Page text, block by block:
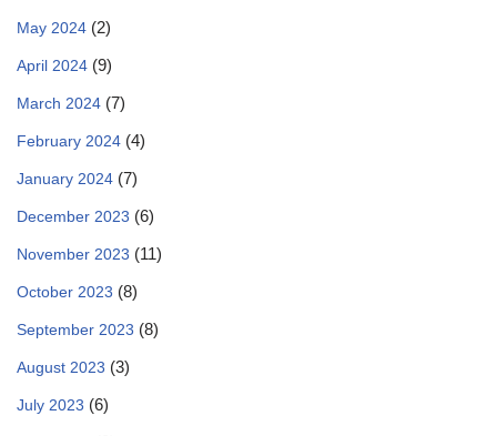
May 2024 (2)
April 2024 (9)
March 2024 (7)
February 2024 (4)
January 2024 (7)
December 2023 (6)
November 2023 (11)
October 2023 (8)
September 2023 (8)
August 2023 (3)
July 2023 (6)